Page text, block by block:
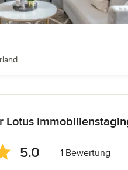
Lotus
5.0 1 Bewertung